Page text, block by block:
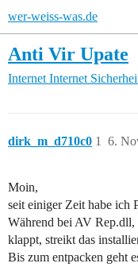
wer-weiss-was.de
Anti Vir Upate
Internet Internet
dirk_m_d710c0 6.
1
Moin,
seit einiger Zeit habe ich
Während bei AV
klappt, streikt das
Bis zum entpacken geht